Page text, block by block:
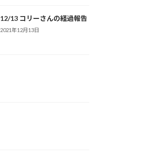
12/13 コリーさんの経過報告
2021年12月13日